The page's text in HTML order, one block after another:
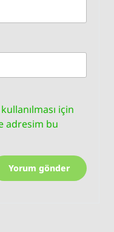
için
adresim bu